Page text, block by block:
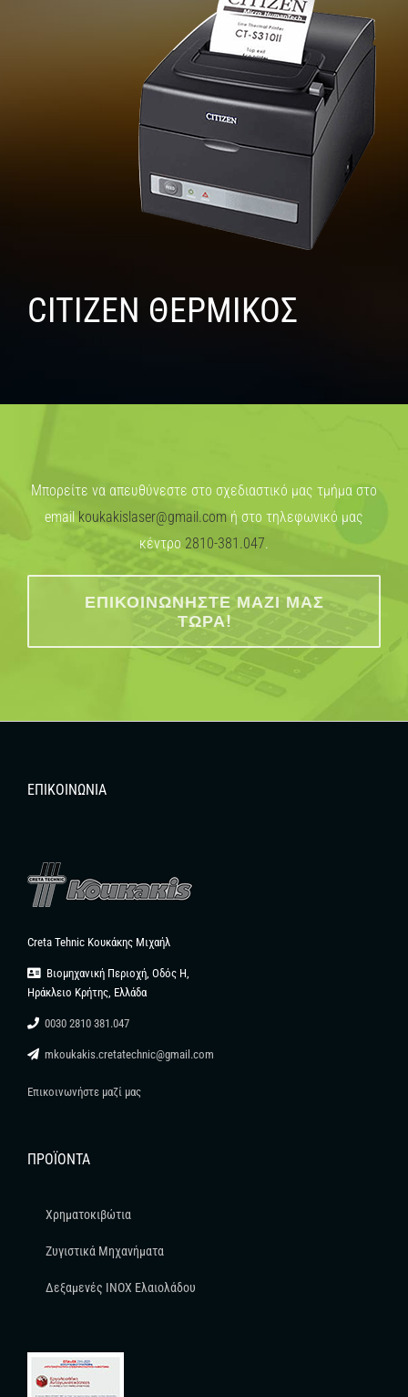
CITIZEN ΘΕΡΜΙΚΟΣ
Μπορείτε να απευθύνεστε στο σχεδιαστικό μας τμήμα στο
email koukakislaser@gmail.com ή στο τηλεφωνικό μας
κέντρο 2810-381.047.
ΕΠΙΚΟΙΝΩΝΉΣΤΕ ΜΑΖΊ ΜΑΣ
ΤΏΡΑ!
ΕΠΙΚΟΙΝΩΝΊΑ
Creta Tehnic Κουκάκης Μιχαήλ
Βιομηχανική Περιοχή, Οδός Η,
Ηράκλειο Κρήτης, Ελλάδα
0030 2810 381.047
mkoukakis.cretatechnic@gmail.com
Επικοινωνήστε μαζί μας
ΠΡΟΪΌΝΤΑ
Χρηματοκιβώτια
Ζυγιστικά Μηχανήματα
Δεξαμενές INOX Ελαιολάδου